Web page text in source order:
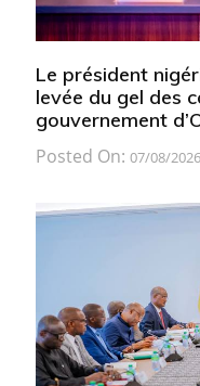
Le président
levée du gel des
gouvernement
Posted On: 07/08/2026